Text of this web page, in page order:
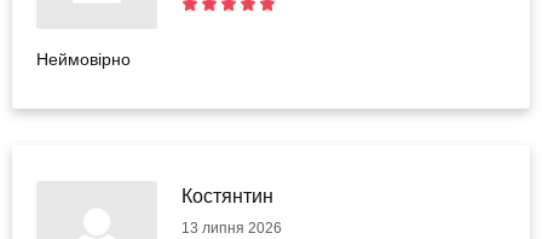
Неймовірно
Костянтин
13 липня 2026